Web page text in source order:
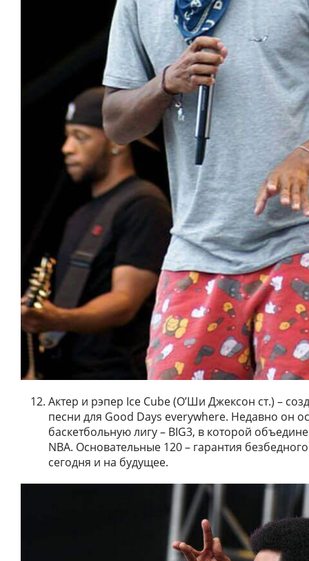
Актер и рэпер Ice Cube (О’Ши Джексон ст.) –
песни для Good Days everywhere. Недавно он
баскетбольную лигу – BIG3, в которой
NBA. Основательные 120 – гарантия
сегодня и на будущее.